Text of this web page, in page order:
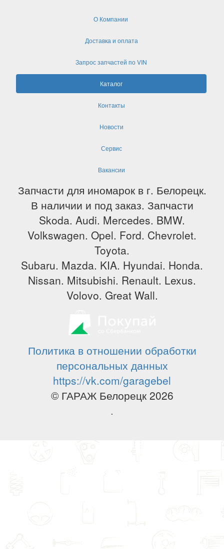
О Компании
Доставка и оплата
Запрос запчастей по VIN
Каталог
Контакты
Новости
Сервис
Вакансии
Запчасти для иномарок в г. Белорецк.
В наличии и под заказ. Запчасти
Skoda. Audi. Mercedes. BMW.
Volkswagen. Opel. Ford. Chevrolet.
Toyota.
Subaru. Mazda. KIA. Hyundai. Honda.
Nissan. Mitsubishi. Renault. Lexus.
Volovo. Great Wall.
Политика в отношении обработки
персональных данных
https://vk.com/garagebel
© ГАРАЖ Белорецк 2026
.